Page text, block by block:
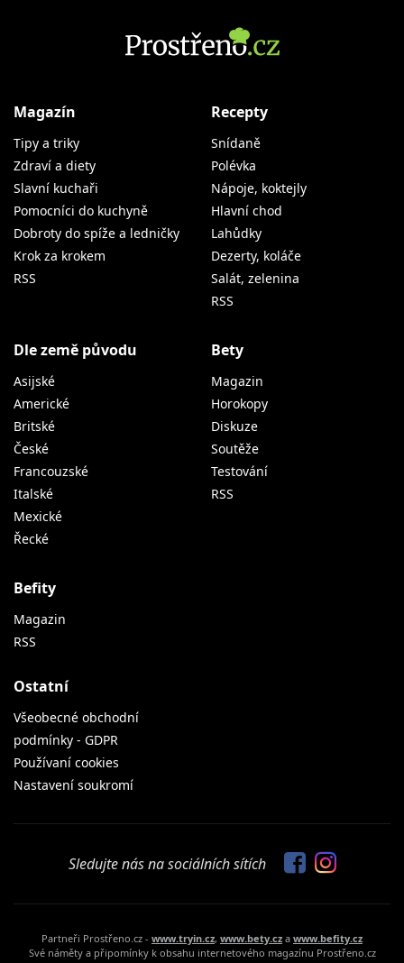
Magazín
Tipy a triky
Zdraví a diety
Slavní kuchaři
Pomocníci do kuchyně
Dobroty do spíže a ledničky
Krok za krokem
RSS
Recepty
Snídaně
Polévka
Nápoje, koktejly
Hlavní chod
Lahůdky
Dezerty, koláče
Salát, zelenina
RSS
Dle země původu
Asijské
Americké
Britské
České
Francouzské
Italské
Mexické
Řecké
Bety
Magazin
Horokopy
Diskuze
Soutěže
Testování
RSS
Befity
Magazin
RSS
Ostatní
Všeobecné obchodní
podmínky - GDPR
Používaní cookies
Nastavení soukromí
Sledujte nás na sociálních sítích
Partneři Prostřeno.cz - www.tryin.cz, www.bety.cz a www.befity.cz
Své náměty a připomínky k obsahu internetového magazínu Prostřeno.cz